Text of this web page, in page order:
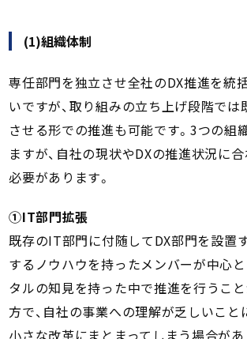
(1)組織体制
専任部門を独立させ全社のDX推進を統
いですが、取り組みの立ち上げ段階で
させる形での推進も可能です。3つの組
ますが、自社の現状やDXの推進状況に
必要があります。
①IT部門拡張
既存のIT部門に付随してDX部門を設置
するノウハウを持ったメンバーが中心と
タルの知見を持った中で推進を行うこ
方で、自社の事業への理解が乏しいこと
小さな改革にまとまってしまう場合があ